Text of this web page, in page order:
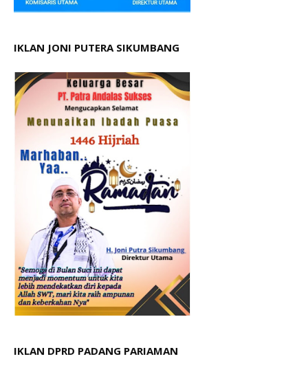
IKLAN JONI PUTERA SIKUMBANG
IKLAN DPRD PADANG PARIAMAN